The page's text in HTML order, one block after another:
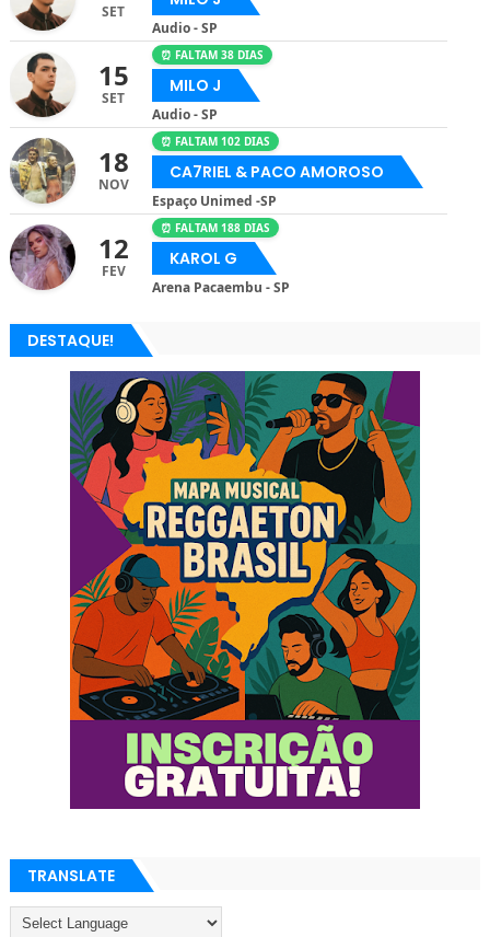
SET
Audio - SP
15
SET
⏰ FALTAM 38 DIAS
MILO J
Audio - SP
18
NOV
⏰ FALTAM 102 DIAS
CA7RIEL & PACO AMOROSO
Espaço Unimed -SP
12
FEV
⏰ FALTAM 188 DIAS
KAROL G
Arena Pacaembu - SP
DESTAQUE!
TRANSLATE